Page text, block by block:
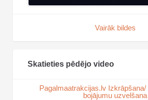
Vairāk bildes
Skatieties pēdējo video
Pagalmaatrakcijas.lv
bojājumu uzvelšana